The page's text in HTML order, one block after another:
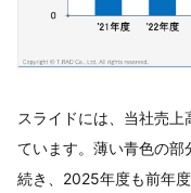
スライドには、当社売
ています。薄い青色の
続き、2025年度も前年